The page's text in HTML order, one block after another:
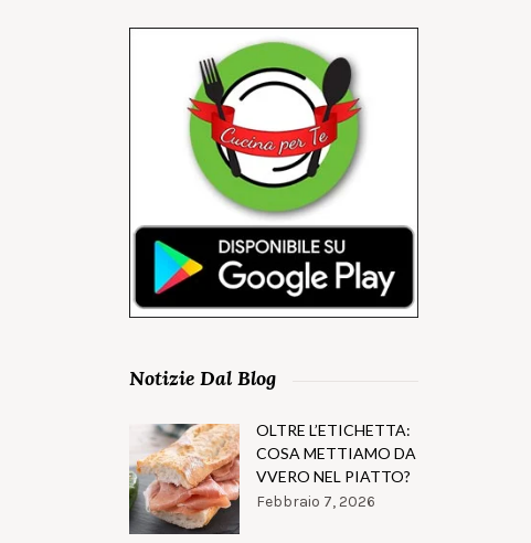
Notizie Dal Blog
OLTRE L’ETICHETTA:
COSA METTIAMO DA
VVERO NEL PIATTO?
Febbraio 7, 2026